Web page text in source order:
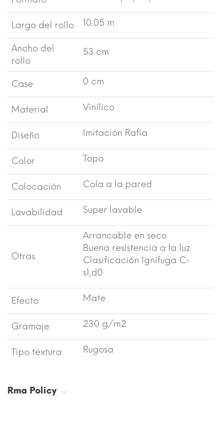
Largo del rollo 10.05 m
Ancho del
rollo
53 cm
Case 0 cm
Material Vinílico
Diseño Imitación Rafia
Color Topo
Colocación Cola a la pared
Lavabilidad Super lavable
Otras
Arrancable en seco
Buena resistencia a la luz
Clasificación Ignífuga C-
s1,d0
Efecto Mate
Gramaje 230 g/m2
Tipo textura Rugosa
Rma Policy